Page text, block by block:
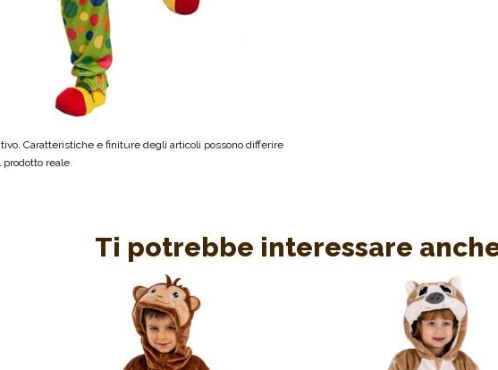
Caratteristiche e finiture degli articoli possono differire
prodotto reale.
Ti potrebbe interessare